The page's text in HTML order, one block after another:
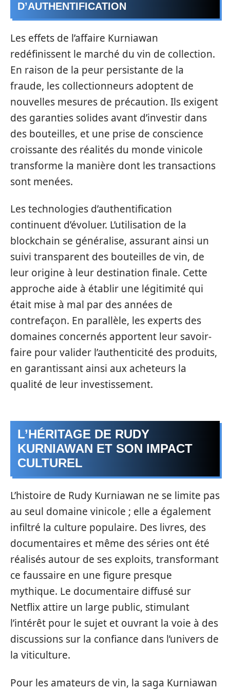
D’AUTHENTIFICATION
Les effets de l’affaire Kurniawan
redéfinissent le marché du vin de collection.
En raison de la peur persistante de la
fraude, les collectionneurs adoptent de
nouvelles mesures de précaution. Ils exigent
des garanties solides avant d’investir dans
des bouteilles, et une prise de conscience
croissante des réalités du monde vinicole
transforme la manière dont les transactions
sont menées.
Les technologies d’authentification
continuent d’évoluer. L’utilisation de la
blockchain se généralise, assurant ainsi un
suivi transparent des bouteilles de vin, de
leur origine à leur destination finale. Cette
approche aide à établir une légitimité qui
était mise à mal par des années de
contrefaçon. En parallèle, les experts des
domaines concernés apportent leur savoir-
faire pour valider l’authenticité des produits,
en garantissant ainsi aux acheteurs la
qualité de leur investissement.
L’HÉRITAGE DE RUDY
KURNIAWAN ET SON IMPACT
CULTUREL
L’histoire de Rudy Kurniawan ne se limite pas
au seul domaine vinicole ; elle a également
infiltré la culture populaire. Des livres, des
documentaires et même des séries ont été
réalisés autour de ses exploits, transformant
ce faussaire en une figure presque
mythique. Le documentaire diffusé sur
Netflix attire un large public, stimulant
l’intérêt pour le sujet et ouvrant la voie à des
discussions sur la confiance dans l’univers de
la viticulture.
Pour les amateurs de vin, la saga Kurniawan